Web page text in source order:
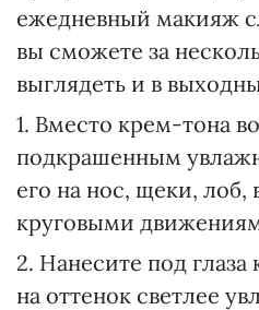
ежедневный макияж
вы сможете за
выглядеть и в
1. Вместо крем-тона
подкрашенным
его на нос, щеки, лоб,
круговыми
2. Нанесите под
на оттенок светлее